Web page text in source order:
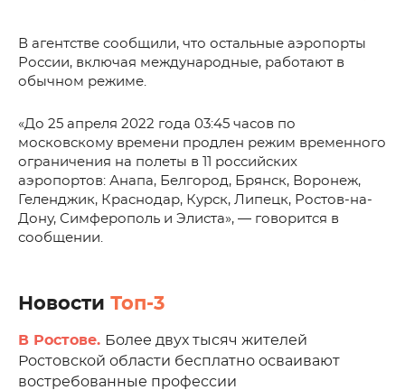
В агентстве сообщили, что остальные аэропорты
России, включая международные, работают в
обычном режиме.
«До 25 апреля 2022 года 03:45 часов по
московскому времени продлен режим временного
ограничения на полеты в 11 российских
аэропортов: Анапа, Белгород, Брянск, Воронеж,
Геленджик, Краснодар, Курск, Липецк, Ростов-на-
Дону, Симферополь и Элиста», — говорится в
сообщении.
Новости Топ-3
В Ростове. Более двух тысяч жителей
Ростовской области бесплатно осваивают
востребованные профессии